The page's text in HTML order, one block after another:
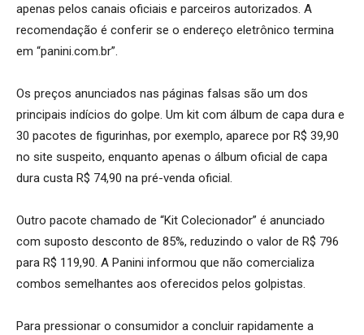
apenas pelos canais oficiais e parceiros autorizados. A
recomendação é conferir se o endereço eletrônico termina
em “panini.com.br”.
Os preços anunciados nas páginas falsas são um dos
principais indícios do golpe. Um kit com álbum de capa dura e
30 pacotes de figurinhas, por exemplo, aparece por R$ 39,90
no site suspeito, enquanto apenas o álbum oficial de capa
dura custa R$ 74,90 na pré-venda oficial.
Outro pacote chamado de “Kit Colecionador” é anunciado
com suposto desconto de 85%, reduzindo o valor de R$ 796
para R$ 119,90. A Panini informou que não comercializa
combos semelhantes aos oferecidos pelos golpistas.
Para pressionar o consumidor a concluir rapidamente a